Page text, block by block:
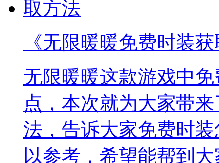
《无限暖暖免费时装
无限暖暖这款游戏中
点，本次就为大家带
法，告诉大家免费时
以参考，希望能帮到